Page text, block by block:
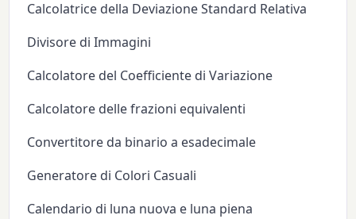
Calcolatrice della Deviazione Standard Relativa
Divisore di Immagini
Calcolatore del Coefficiente di Variazione
Calcolatore delle frazioni equivalenti
Convertitore da binario a esadecimale
Generatore di Colori Casuali
Calendario di luna nuova e luna piena